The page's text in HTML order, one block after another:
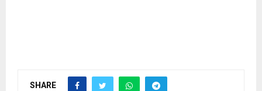
SHARE